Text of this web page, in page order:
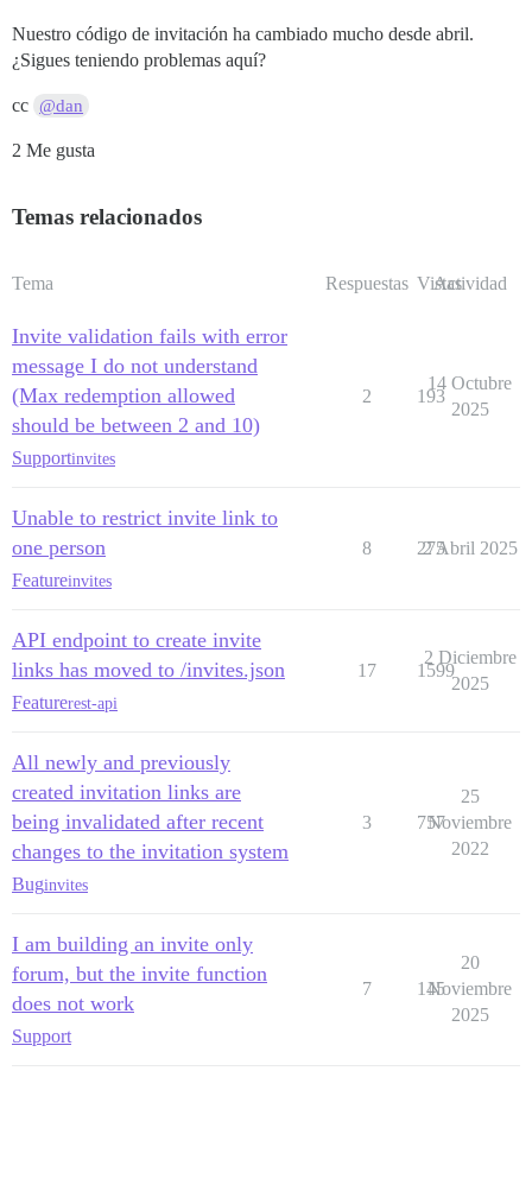
Nuestro código de invitación ha cambiado mucho desde abril.
¿Sigues teniendo problemas aquí?
cc @dan
2 Me gusta
Temas relacionados
Tema Respuestas Vistas
Actividad
Invite validation fails with error
message I do not understand
(Max redemption allowed
should be between 2 and 10)
Supportinvites
2 193
14 Octubre
2025
Unable to restrict invite link to
one person
Featureinvites
8 275
2 Abril 2025
API endpoint to create invite
links has moved to /invites.json
Featurerest-api
17 1599
2 Diciembre
2025
All newly and previously
created invitation links are
being invalidated after recent
changes to the invitation system
Buginvites
3 757
25
Noviembre
2022
I am building an invite only
forum, but the invite function
does not work
Support
7 145
20
Noviembre
2025